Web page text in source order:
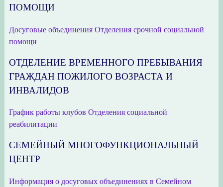
ПОМОЩИ
Досуговые объединения Отделения срочной социальной
помощи
ОТДЕЛЕНИЕ ВРЕМЕННОГО ПРЕБЫВАНИЯ
ГРАЖДАН ПОЖИЛОГО ВОЗРАСТА И
ИНВАЛИДОВ
График работы клубов Отделения социальной
реабилитации
СЕМЕЙНЫЙ МНОГОФУНКЦИОНАЛЬНЫЙ
ЦЕНТР
Информация о досуговых объединениях в Семейном